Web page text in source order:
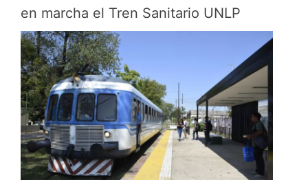
en marcha el Tren Sanitario UNLP